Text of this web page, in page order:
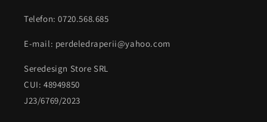
Telefon: 0720.568.685
E-mail: perdeledraperii@yahoo.com
Seredesign Store SRL
CUI: 48949850
J23/6769/2023